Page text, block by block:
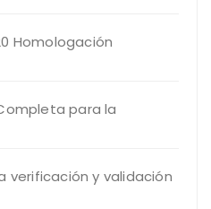
Homologación
Completa para la
verificación y validación